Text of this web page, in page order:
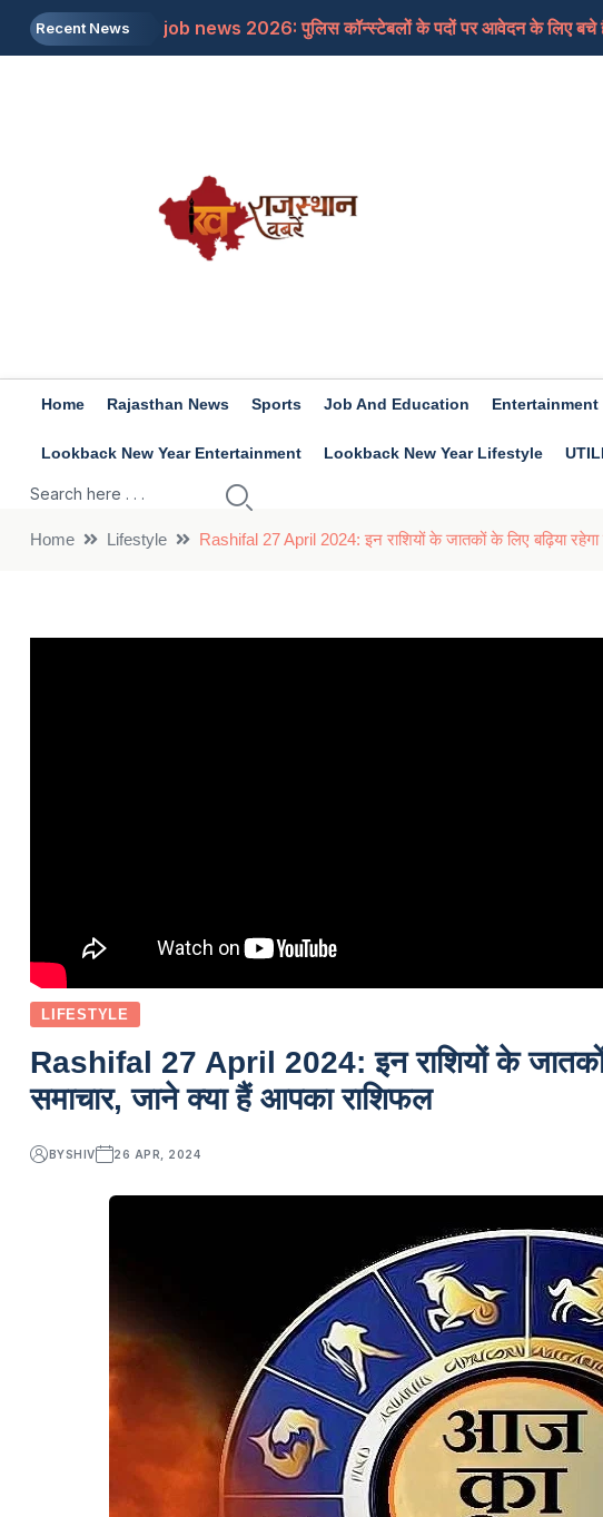
Recent News
job news 2026: पुलिस कॉन्स्टेबलों के पदों पर आवेदन के लिए बचे
Rashifal 7 aug 2026: इन राशियों के जातकों के लिए मिला जुला
Home Rajasthan News Sports Job And Education Entertainment
Lookback New Year Entertainment Lookback New Year Lifestyle
Home Lifestyle Rashifal 27 April 2024: इन राशियों के जातकों के लिए बढ़िया
LIFESTYLE
Rashifal 27 April 2024: इन राशियों के जातकों
समाचार, जाने क्या हैं आपका राशिफल
BYSHIV 26 APR, 2024